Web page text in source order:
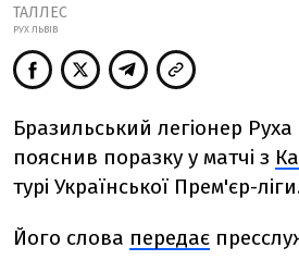
ТАЛЛЕС
РУХ ЛЬВІВ
Бразильський легіонер
пояснив поразку у матчі з
турі Української Прем'єр-
Його слова передає